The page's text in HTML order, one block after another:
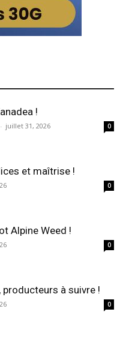
!
- juillet 31, 2026 0
et maîtrise !
0
Alpine Weed !
0
producteurs à suivre !
0